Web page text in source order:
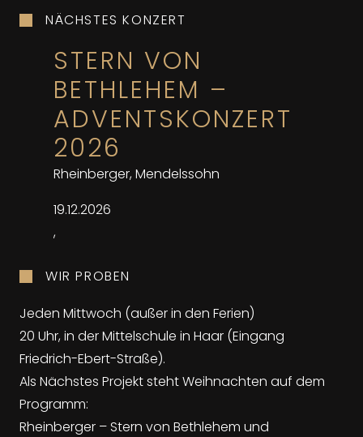
NÄCHSTES KONZERT
STERN VON
BETHLEHEM –
ADVENTSKONZERT
2026
Rheinberger, Mendelssohn
19.12.2026
,
WIR PROBEN
Jeden Mittwoch (außer in den Ferien)
20 Uhr, in der Mittelschule in Haar (Eingang
Friedrich-Ebert-Straße).
Als Nächstes Projekt steht Weihnachten auf dem
Programm:
Rheinberger – Stern von Bethlehem und